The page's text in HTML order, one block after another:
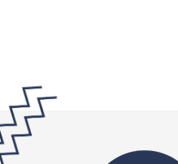
Zápatí